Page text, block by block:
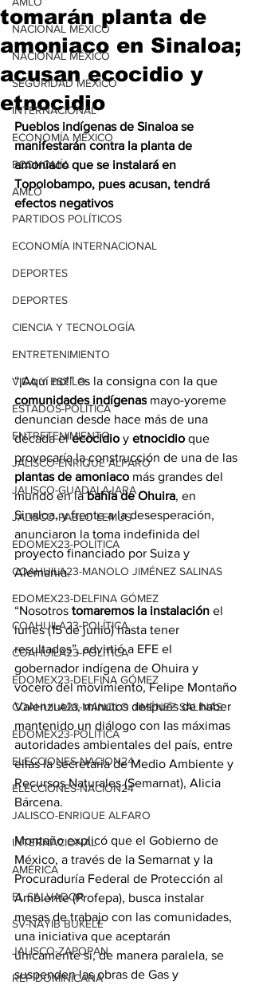
NACIONAL MÉXICO
NACIONAL MÉXICO
SEGURIDAD MÉXICO
INTERNACIONAL
ECONOMÍA MÉXICO
ECONOMÍA
AMLO
PARTIDOS POLÍTICOS
ECONOMÍA INTERNACIONAL
DEPORTES
DEPORTES
CIENCIA Y TECNOLOGÍA
ENTRETENIMIENTO
VIDA Y ESTILO
ESTADOS-POLÍTICA
ENTRETENIMIENTO
JALISCO-ENRIQUE ALFARO
JALISCO-GUADALAJARA
JALISCO-PABLO LEMUS
EDOMEX23-POLÍTICA
COAHUILA23-MANOLO JIMÉNEZ SALINAS
EDOMEX23-DELFINA GÓMEZ
COAHUILA23-POLÍTICA
COAHUILA23-POLÍTICA
EDOMEX23-DELFINA GÓMEZ
COAHUILA23-MANOLO JIMÉNEZ SALINAS
EDOMEX23-POLÍTICA
ELECCIONES-NACION24
ELECCIONES-NACION24
JALISCO-ENRIQUE ALFARO
INTERNACIONAL
AMÉRICA
EL SALVADOR
SV-NAYIB BUKELE
JALISCO-ZAPOPAN
REP DOMINICANA
tomarán planta de
amoniaco en Sinaloa;
acusan ecocidio y
etnocidio
Pueblos indígenas de Sinaloa se
manifestarán contra la planta de
amoniaco que se instalará en
Topolobampo, pues acusan, tendrá
efectos negativos
“¡Aquí no!” es la consigna con la que
comunidades indígenas mayo-yoreme
denuncian desde hace más de una
década el ecocidio y etnocidio que
provocaría la construcción de una de las
plantas de amoniaco más grandes del
mundo en la bahía de Ohuira, en
Sinaloa, y frente a la desesperación,
anunciaron la toma indefinida del
proyecto financiado por Suiza y
Alemania.
“Nosotros tomaremos la instalación el
lunes (15 de junio) hasta tener
resultados”, advirtió a EFE el
gobernador indígena de Ohuira y
vocero del movimiento, Felipe Montaño
Valenzuela, minutos después de haber
mantenido un diálogo con las máximas
autoridades ambientales del país, entre
ellas la secretaria de Medio Ambiente y
Recursos Naturales (Semarnat), Alicia
Bárcena.
Montaño explicó que el Gobierno de
México, a través de la Semarnat y la
Procuraduría Federal de Protección al
Ambiente (Profepa), busca instalar
mesas de trabajo con las comunidades,
una iniciativa que aceptarán
únicamente sí, de manera paralela, se
suspenden las obras de Gas y